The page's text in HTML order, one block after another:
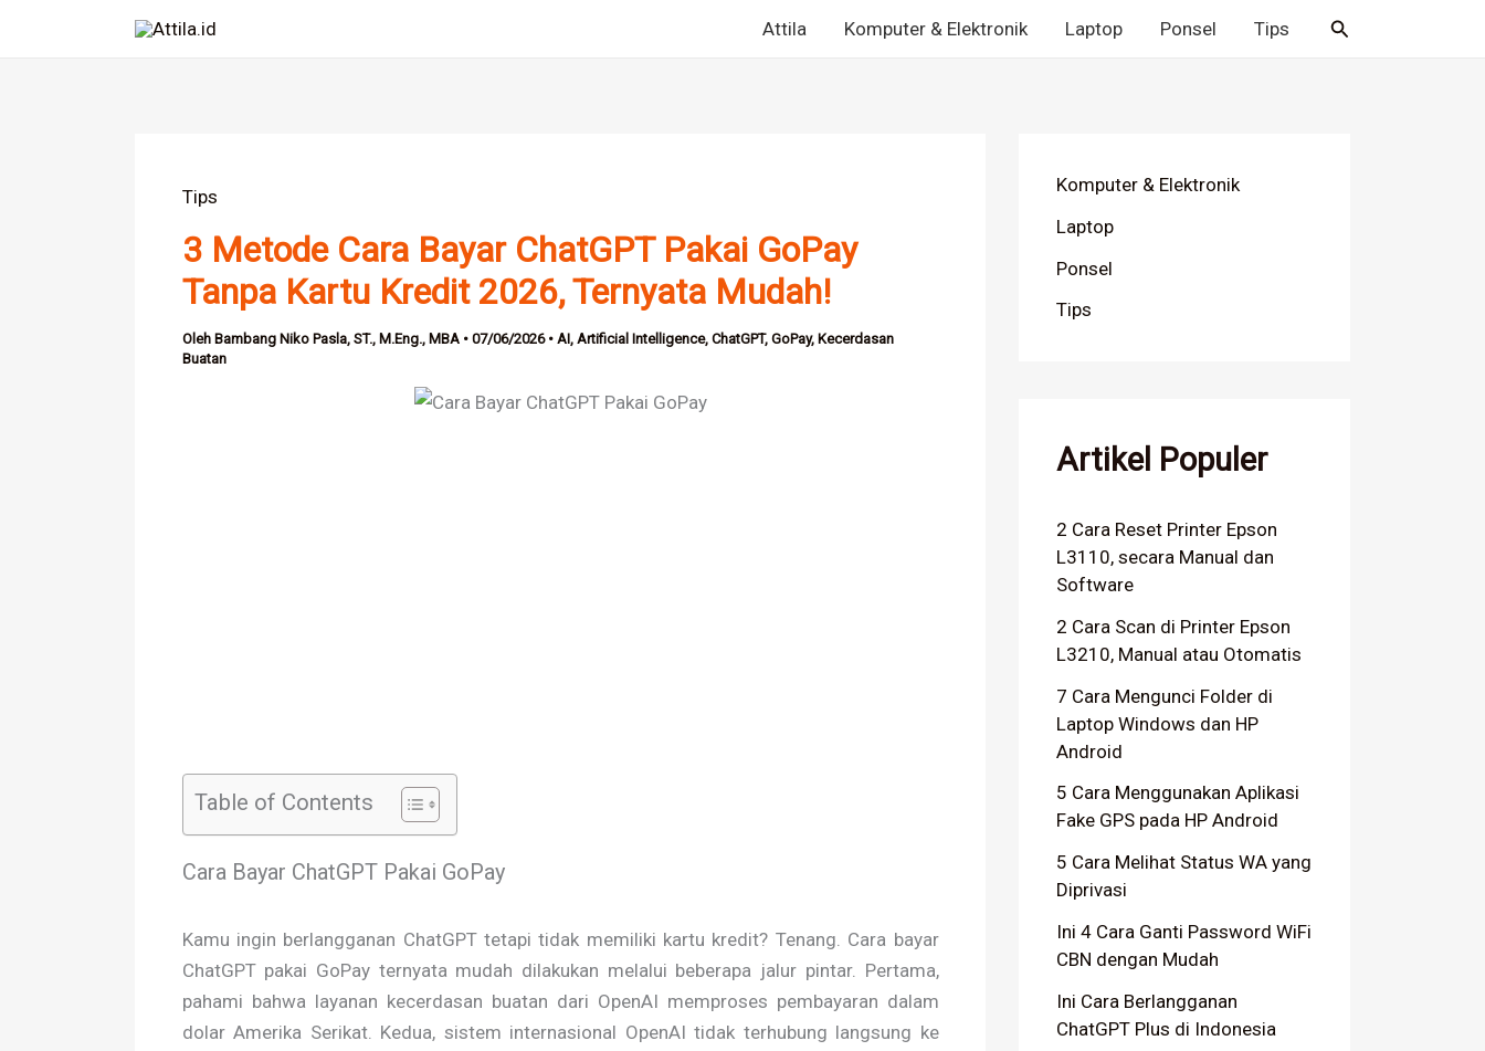
Attila Komputer & Elektronik Laptop Ponsel Tips Cari
Tips
3 Metode Cara Bayar ChatGPT Pakai GoPay
Tanpa Kartu Kredit 2026, Ternyata Mudah!
Oleh Bambang Niko Pasla, ST., M.Eng., MBA • 07/06/2026 • AI, Artificial Intelligence, ChatGPT, GoPay, Kecerdasan
Buatan
Table of Contents
Cara Bayar ChatGPT Pakai GoPay
Kamu ingin berlangganan ChatGPT tetapi tidak memiliki kartu kredit? Tenang. Cara bayar
ChatGPT pakai GoPay ternyata mudah dilakukan melalui beberapa jalur pintar. Pertama,
pahami bahwa layanan kecerdasan buatan dari OpenAI memproses pembayaran dalam
dolar Amerika Serikat. Kedua, sistem internasional OpenAI tidak terhubung langsung ke
Komputer & Elektronik
Laptop
Ponsel
Tips
Artikel Populer
2 Cara Reset Printer Epson
L3110, secara Manual dan
Software
2 Cara Scan di Printer Epson
L3210, Manual atau Otomatis
7 Cara Mengunci Folder di
Laptop Windows dan HP
Android
5 Cara Menggunakan Aplikasi
Fake GPS pada HP Android
5 Cara Melihat Status WA yang
Diprivasi
Ini 4 Cara Ganti Password WiFi
CBN dengan Mudah
Ini Cara Berlangganan
ChatGPT Plus di Indonesia